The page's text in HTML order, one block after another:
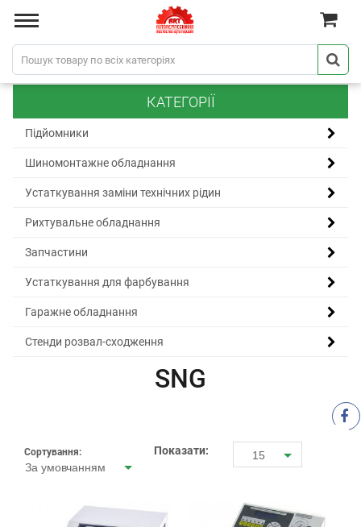
КАТЕГОРІЇ
Підйомники
Шиномонтажне обладнання
Устаткування заміни технічних рідин
Рихтувальне обладнання
Запчастини
Устаткування для фарбування
Гаражне обладнання
Стенди розвал-сходження
SNG
Сортування:
За умовчанням
Показати: 15